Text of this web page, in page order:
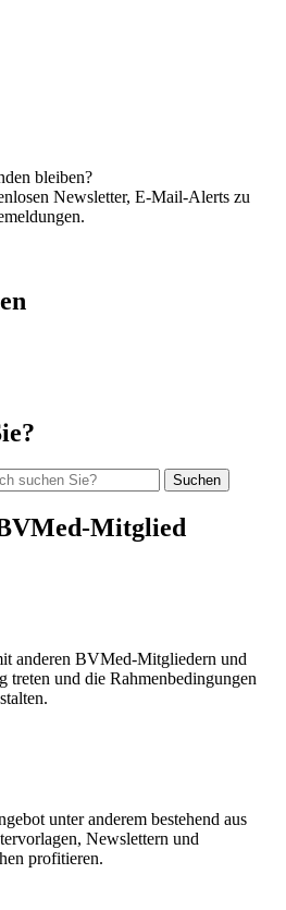
bleiben?
Newsletter, E-Mail-Alerts zu
Mitglied
anderen BVMed-Mitgliedern und
treten und die Rahmenbedingungen
unter anderem bestehend aus
Newslettern und
profitieren.